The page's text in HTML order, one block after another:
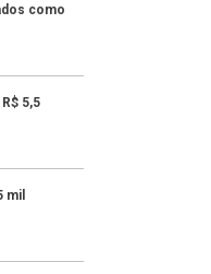
como
5,5
mil